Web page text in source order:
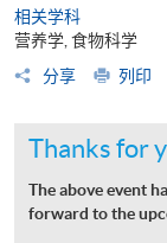
相关学科
营养学, 食物科学
分享
列印
Thanks for
The above event
forward to the